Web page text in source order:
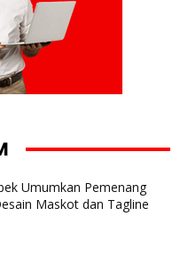
Umumkan Pemenang
Maskot dan Tagline